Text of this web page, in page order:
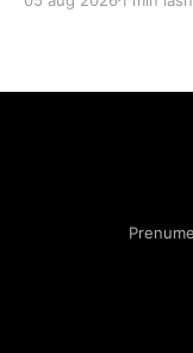
coming-to-linux/ 2. DuckDuckGo börjar sälja dumma
borjar-salja-